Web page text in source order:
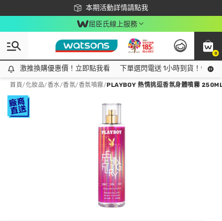
本期活動詳情請點我
下載app最高回饋$350
屈臣氏線上服務
0
激推換購優惠價！立即點我看
激推換購優惠價！立即點我看 下單選閃電送 1小時到貨！領神
首頁/化妝品/香水/香氛/香氛噴霧/PLAYBOY 熱情挑逗香氛身體噴霧